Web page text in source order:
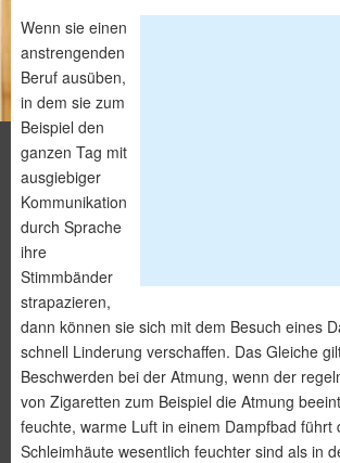
Wenn sie einen
anstrengenden
Beruf ausüben,
in dem sie zum
Beispiel den
ganzen Tag mit
ausgiebiger
Kommunikation
durch Sprache
ihre
Stimmbänder
strapazieren,
dann können sie sich mit dem Besuch eines
schnell Linderung verschaffen. Das Gleiche
Beschwerden bei der Atmung, wenn der
von Zigaretten zum Beispiel die Atmung
feuchte, warme Luft in einem Dampfbad führt
Schleimhäute wesentlich feuchter sind als in